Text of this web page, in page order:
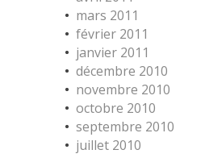
mars 2011
février 2011
janvier 2011
décembre 2010
novembre 2010
octobre 2010
septembre 2010
juillet 2010